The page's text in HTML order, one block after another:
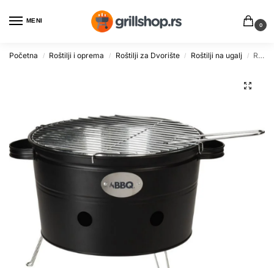
MENI
0
Početna / Roštilji i oprema / Roštilji za Dvorište / Roštilji na ugalj / Roštiljska Kofa 34.5 cm x 20 cm u Mat Crnoj Boji za BBQ